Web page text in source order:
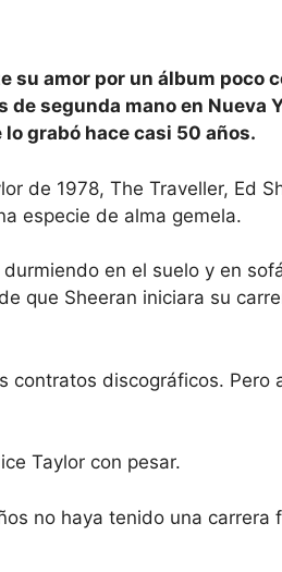
su amor por un álbum poco
segunda mano en Nueva
grabó hace casi 50 años.
de 1978, The Traveller, Ed
especie de alma gemela.
en el suelo y en
que Sheeran iniciara su
contratos discográficos. Pero
Taylor con pesar.
no haya tenido una carrera